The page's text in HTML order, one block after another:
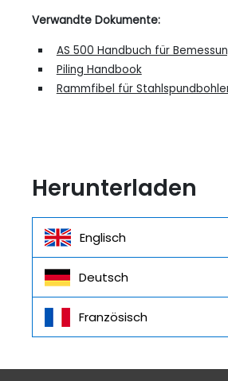
Verwandte Dokumente:
AS 500 Handbuch für
Piling Handbook
Rammfibel für
Herunterladen
Englisch
Deutsch
Französisch